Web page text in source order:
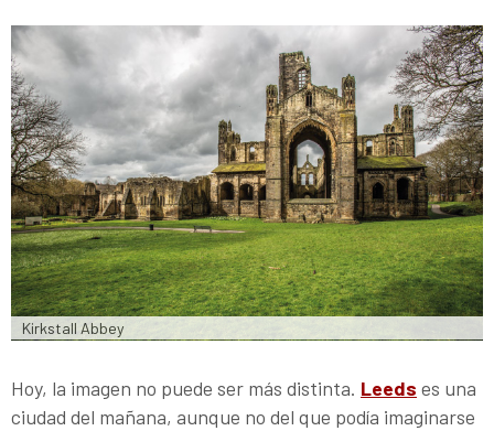
Kirkstall Abbey
Hoy, la imagen no puede ser más distinta. Leeds es una
ciudad del mañana, aunque no del que podía imaginarse